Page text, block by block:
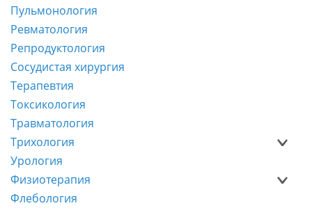
Пульмонология
Ревматология
Репродуктология
Сосудистая хирургия
Терапевтия
Токсикология
Травматология
Трихология
Урология
Физиотерапия
Флебология